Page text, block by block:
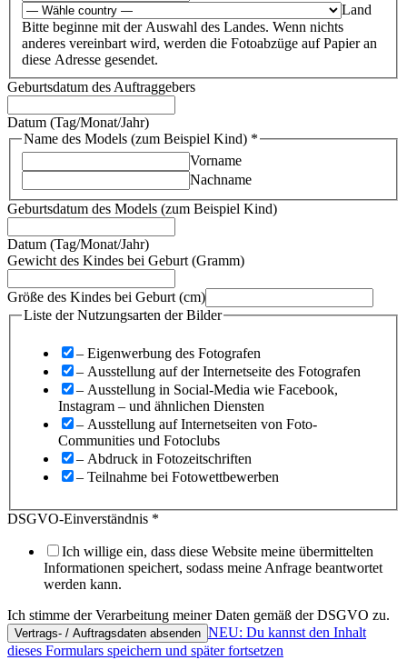
Land
Bitte beginne mit der Auswahl des Landes. Wenn nichts
anderes vereinbart wird, werden die Fotoabzüge auf Papier an
diese Adresse gesendet.
Geburtsdatum des Auftraggebers
Datum (Tag/Monat/Jahr)
Geburt
Name
Kind)
Name des Models (zum Beispiel Kind) *
Vorname
Nachname
Geburtsdatum des Models (zum Beispiel Kind)
Datum (Tag/Monat/Jahr)
Gewicht des Kindes bei Geburt (Gramm)
Größe des Kindes bei Geburt (cm)
Liste der Nutzungsarten der Bilder
– Eigenwerbung des Fotografen
– Ausstellung auf der Internetseite des Fotografen
– Ausstellung in Social-Media wie Facebook,
Instagram – und ähnlichen Diensten
– Ausstellung auf Internetseiten von Foto-
Communities und Fotoclubs
– Abdruck in Fotozeitschriften
– Teilnahme bei Fotowettbewerben
DSGVO-Einverständnis *
Ich willige ein, dass diese Website meine übermittelten
Informationen speichert, sodass meine Anfrage beantwortet
werden kann.
Ich stimme der Verarbeitung meiner Daten gemäß der DSGVO zu.
Vertrags- / Auftragsdaten absenden NEU: Du kannst den Inhalt
dieses Formulars speichern und später fortsetzen